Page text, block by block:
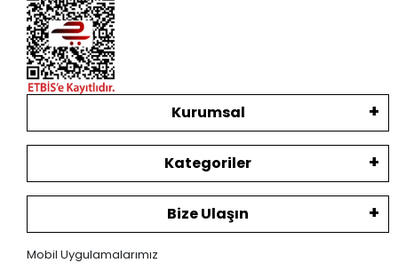
Kurumsal
Kategoriler
Bize Ulaşın
Mobil Uygulamalarımız